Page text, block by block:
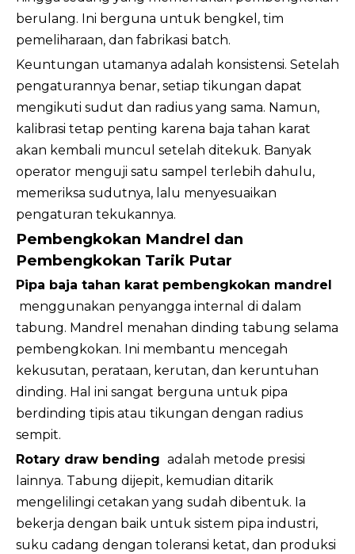
berulang. Ini berguna untuk bengkel, tim
pemeliharaan, dan fabrikasi batch.
Keuntungan utamanya adalah konsistensi. Setelah
pengaturannya benar, setiap tikungan dapat
mengikuti sudut dan radius yang sama. Namun,
kalibrasi tetap penting karena baja tahan karat
akan kembali muncul setelah ditekuk. Banyak
operator menguji satu sampel terlebih dahulu,
memeriksa sudutnya, lalu menyesuaikan
pengaturan tekukannya.
Pembengkokan Mandrel dan
Pembengkokan Tarik Putar
Pipa baja tahan karat pembengkokan mandrel
menggunakan penyangga internal di dalam
tabung. Mandrel menahan dinding tabung selama
pembengkokan. Ini membantu mencegah
kekusutan, perataan, kerutan, dan keruntuhan
dinding. Hal ini sangat berguna untuk pipa
berdinding tipis atau tikungan dengan radius
sempit.
Rotary draw bending adalah metode presisi
lainnya. Tabung dijepit, kemudian ditarik
mengelilingi cetakan yang sudah dibentuk. Ia
bekerja dengan baik untuk sistem pipa industri,
suku cadang dengan toleransi ketat, dan produksi